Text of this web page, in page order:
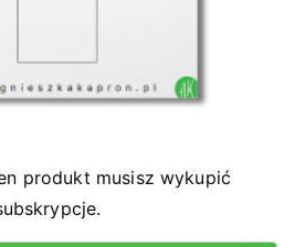
produkt musisz wykupić